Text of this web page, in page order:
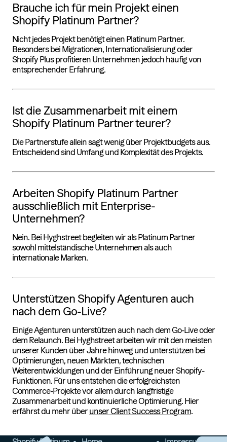
Brauche ich für mein Projekt einen
Shopify Platinum Partner?
Nicht jedes Projekt benötigt einen Platinum Partner.
Besonders bei Migrationen, Internationalisierung oder
Shopify Plus profitieren Unternehmen jedoch häufig von
entsprechender Erfahrung.
Ist die Zusammenarbeit mit einem
Shopify Platinum Partner teurer?
Die Partnerstufe allein sagt wenig über Projektbudgets aus.
Entscheidend sind Umfang und Komplexität des Projekts.
Arbeiten Shopify Platinum Partner
ausschließlich mit Enterprise-
Unternehmen?
Nein. Bei Hyghstreet begleiten wir als Platinum Partner
sowohl mittelständische Unternehmen als auch
internationale Marken.
Unterstützen Shopify Agenturen auch
nach dem Go-Live?
Einige Agenturen unterstützen auch nach dem Go-Live oder
dem Relaunch. Bei Hyghstreet arbeiten wir mit den meisten
unserer Kunden über Jahre hinweg und unterstützen bei
Optimierungen, neuen Märkten, technischen
Weiterentwicklungen und der Einführung neuer Shopify-
Funktionen. Für uns entstehen die erfolgreichsten
Commerce-Projekte vor allem durch langfristige
Zusammenarbeit und kontinuierliche Optimierung. Hier
erfährst du mehr über unser Client Success Program.